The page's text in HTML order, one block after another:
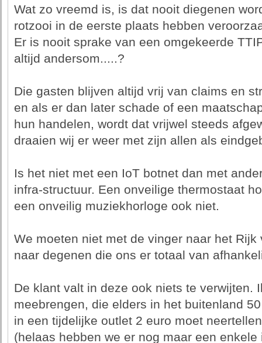
Wat zo vreemd is, is dat nooit diegenen
rotzooi in de eerste plaats hebben
Er is nooit sprake van een omgekeerde
altijd andersom.....?
Die gasten blijven altijd vrij van claims en
en als er dan later schade of een
hun handelen, wordt dat vrijwel steeds
draaien wij er weer met zijn allen als
Is het niet met een IoT botnet dan met
infra-structuur. Een onveilige thermostaat
een onveilig muziekhorloge ook niet.
We moeten niet met de vinger naar het
naar degenen die ons er totaal van
De klant valt in deze ook niets te verwijten.
meebrengen, die elders in het buitenland
in een tijdelijke outlet 2 euro moet
(helaas hebben we er nog maar een